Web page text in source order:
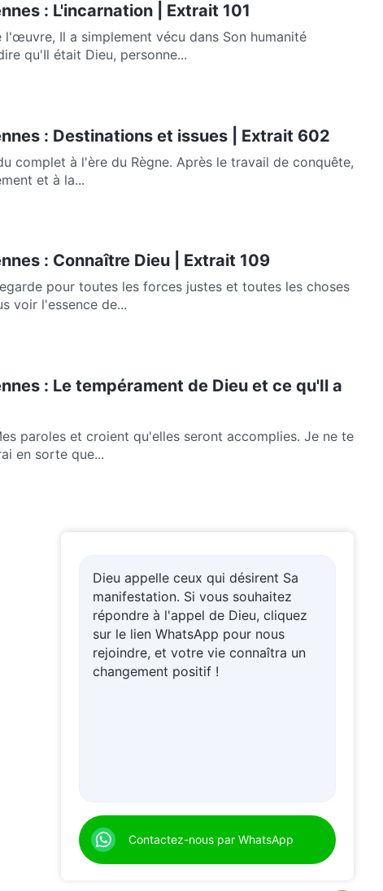
: L'incarnation | Extrait 101
l'œuvre, Il a simplement vécu dans Son humanité
qu'Il était Dieu, personne...
: Destinations et issues | Extrait 602
complet à l'ère du Règne. Après le travail de conquête,
et à la...
: Connaître Dieu | Extrait 109
pour toutes les forces justes et toutes les choses
vous voir l'essence de...
: Le tempérament de Dieu et ce qu'Il a
paroles et croient qu'elles seront accomplies. Je ne te
en sorte que...
Dieu appelle ceux qui désirent Sa
manifestation. Si vous souhaitez
répondre à l'appel de Dieu, cliquez
sur le lien WhatsApp pour nous
rejoindre, et votre vie connaîtra un
changement positif !
Contactez-nous par WhatsApp